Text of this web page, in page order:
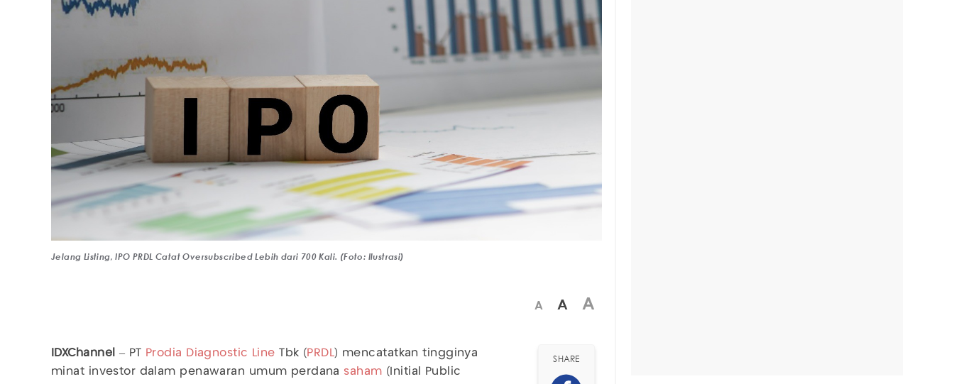
Jelang Listing, IPO PRDL Catat Oversubscribed Lebih dari 700 Kali. (Foto: Ilustrasi)
A A A
IDXChannel – PT Prodia Diagnostic Line Tbk ( PRDL) mencatatkan tingginya
minat investor dalam penawaran umum perdana saham (Initial Public
SHARE